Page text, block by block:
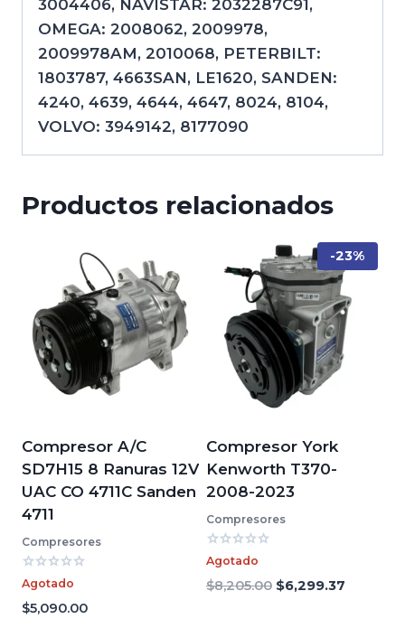
3004406, NAVISTAR: 2032287C91,
OMEGA: 2008062, 2009978,
2009978AM, 2010068, PETERBILT:
1803787, 4663SAN, LE1620, SANDEN:
4240, 4639, 4644, 4647, 8024, 8104,
VOLVO: 3949142, 8177090
Productos relacionados
Compresor A/C
SD7H15 8 Ranuras 12V
UAC CO 4711C Sanden
4711
Compresores
Valorado
con
0
de
Agotado
$5,090.00
-23%
Compresor York
Kenworth T370-
2008-2023
Compresores
Valorado
con
0
de
Agotado
$8,205.00 El
$6,299.37